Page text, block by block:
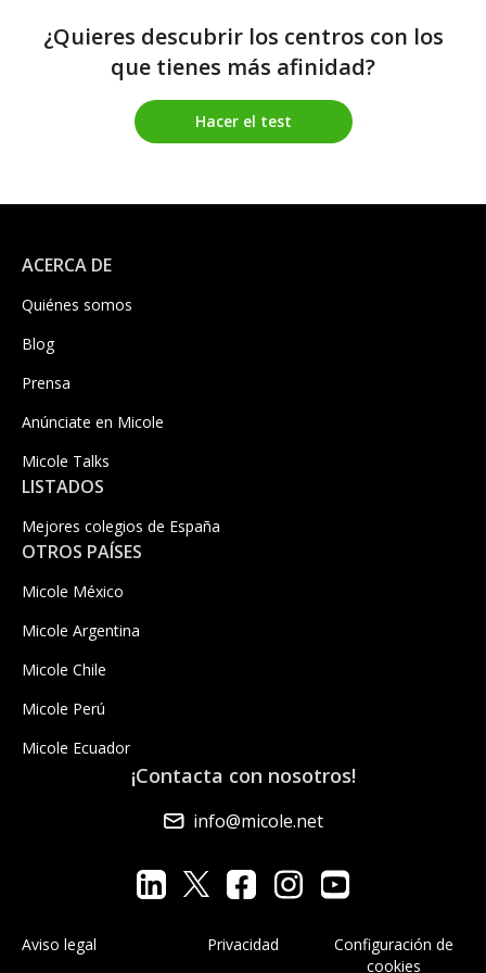
¿Quieres descubrir los centros con los
que tienes más afinidad?
Hacer el test
ACERCA DE
Quiénes somos
Blog
Prensa
Anúnciate en Micole
Micole Talks
LISTADOS
Mejores colegios de España
OTROS PAÍSES
Micole México
Micole Argentina
Micole Chile
Micole Perú
Micole Ecuador
¡Contacta con nosotros!
info@micole.net
Aviso legal Privacidad
Configuración de
cookies